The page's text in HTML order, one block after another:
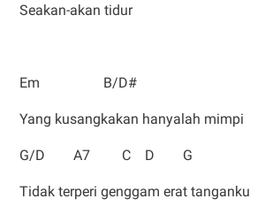
Seakan-akan tidur
Em B/D#
Yang kusangkakan hanyalah mimpi
G/D A7 C D G
Tidak terperi genggam erat tanganku